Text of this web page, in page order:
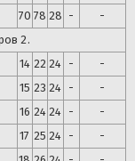
70 78 28 -
-
2.
14 22 24 -
-
15 23 24 -
-
16 24 24 -
-
17 25 24 -
-